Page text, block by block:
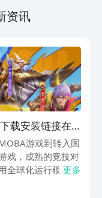
资讯
载安装链接在
游戏到转入国
戏，成熟的竞技对
全球化运行模式，
，近期，这款游
更多